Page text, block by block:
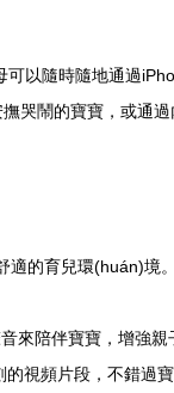
以隨時隨地通過
哭鬧的寶寶，或通
的育兒環(huán)境
來陪伴寶寶，增強親
視頻片段，不錯過寶